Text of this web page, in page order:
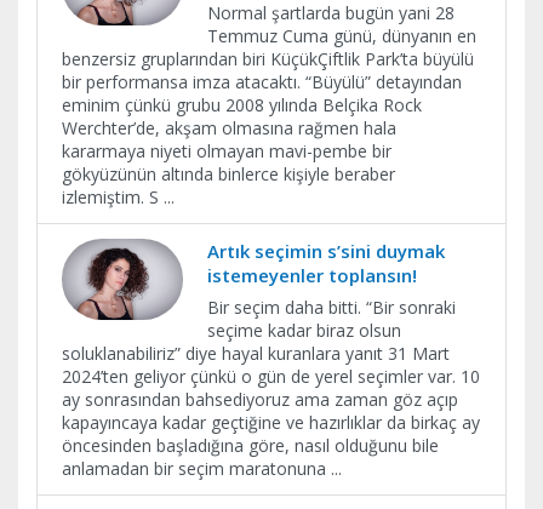
Normal şartlarda bugün yani 28
Temmuz Cuma günü, dünyanın en
benzersiz gruplarından biri KüçükÇiftlik Park’ta büyülü
bir performansa imza atacaktı. “Büyülü” detayından
eminim çünkü grubu 2008 yılında Belçika Rock
Werchter’de, akşam olmasına rağmen hala
kararmaya niyeti olmayan mavi-pembe bir
gökyüzünün altında binlerce kişiyle beraber
izlemiştim. S ...
Artık seçimin s’sini duymak
istemeyenler toplansın!
Bir seçim daha bitti. “Bir sonraki
seçime kadar biraz olsun
soluklanabiliriz” diye hayal kuranlara yanıt 31 Mart
2024’ten geliyor çünkü o gün de yerel seçimler var. 10
ay sonrasından bahsediyoruz ama zaman göz açıp
kapayıncaya kadar geçtiğine ve hazırlıklar da birkaç ay
öncesinden başladığına göre, nasıl olduğunu bile
anlamadan bir seçim maratonuna ...